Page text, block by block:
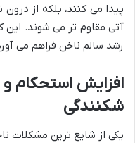
پیدا می کنند، بلکه از
آتی مقاوم تر می شوند. این
رشد سالم ناخن فراهم می
افزایش استحکام و
شکنندگی
یکی از شایع ترین مشکلات